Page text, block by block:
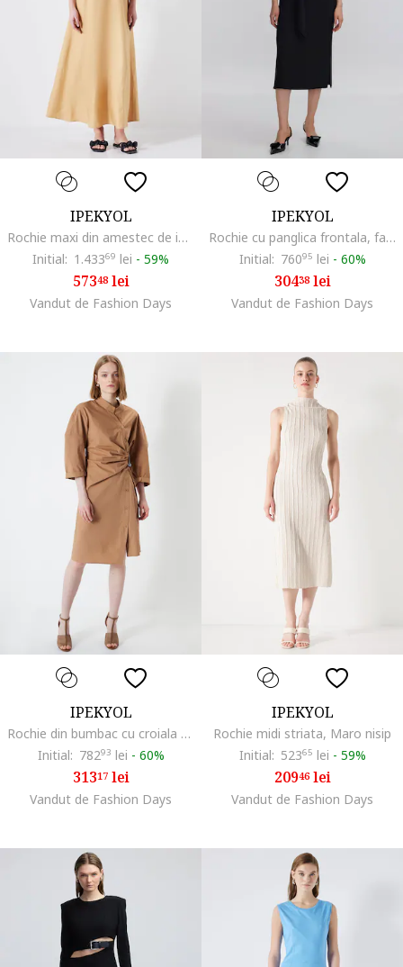
IPEKYOL
Rochie maxi din amestec de in cu croiala in A, Alb/Bej
Initial: 1.43369 lei - 59%
57348lei
Vandut de Fashion Days
IPEKYOL
Rochie cu panglica frontala, fara maneci, Negru
Initial: 76095 lei - 60%
30438lei
Vandut de Fashion Days
IPEKYOL
Rochie din bumbac cu croiala dreapta, Caramel
Initial: 78293 lei - 60%
31317lei
Vandut de Fashion Days
IPEKYOL
Rochie midi striata, Maro nisip
Initial: 52365 lei - 59%
20946lei
Vandut de Fashion Days